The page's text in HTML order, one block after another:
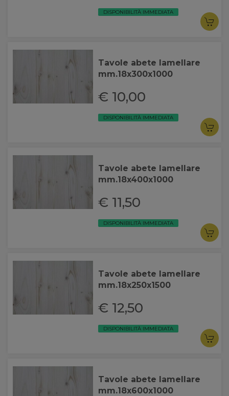
DISPONIBILITÀ IMMEDIATA
Tavole abete lamellare
mm.18x300x1000
€ 10,00
DISPONIBILITÀ IMMEDIATA
Tavole abete lamellare
mm.18x400x1000
€ 11,50
DISPONIBILITÀ IMMEDIATA
Tavole abete lamellare
mm.18x250x1500
€ 12,50
DISPONIBILITÀ IMMEDIATA
Tavole abete lamellare
mm.18x600x1000